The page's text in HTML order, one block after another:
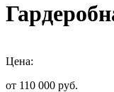
Цена:
от 110 000 руб.